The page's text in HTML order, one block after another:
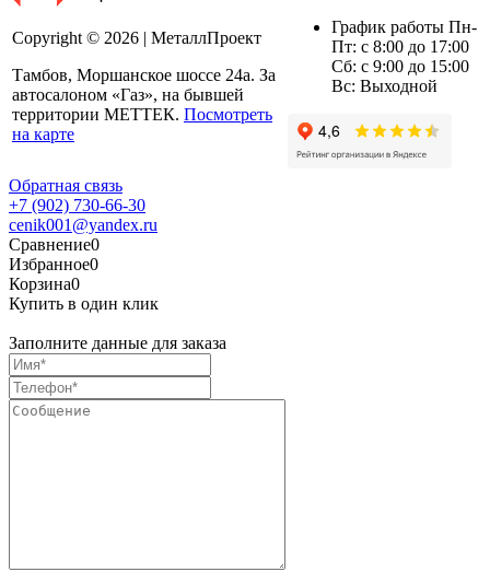
Copyright © 2026 | МеталлПроект
Тамбов, Моршанское шоссе 24а. За
автосалоном «Газ», на бывшей
территории МЕТТЕК. Посмотреть
на карте
График работы Пн-
Пт: с 8:00 до 17:00
Сб: с 9:00 до 15:00
Вс: Выходной
Обратная связь
+7 (902) 730-66-30
cenik001@yandex.ru
Сравнение0
Избранное0
Корзина0
Купить в один клик
Заполните данные для заказа